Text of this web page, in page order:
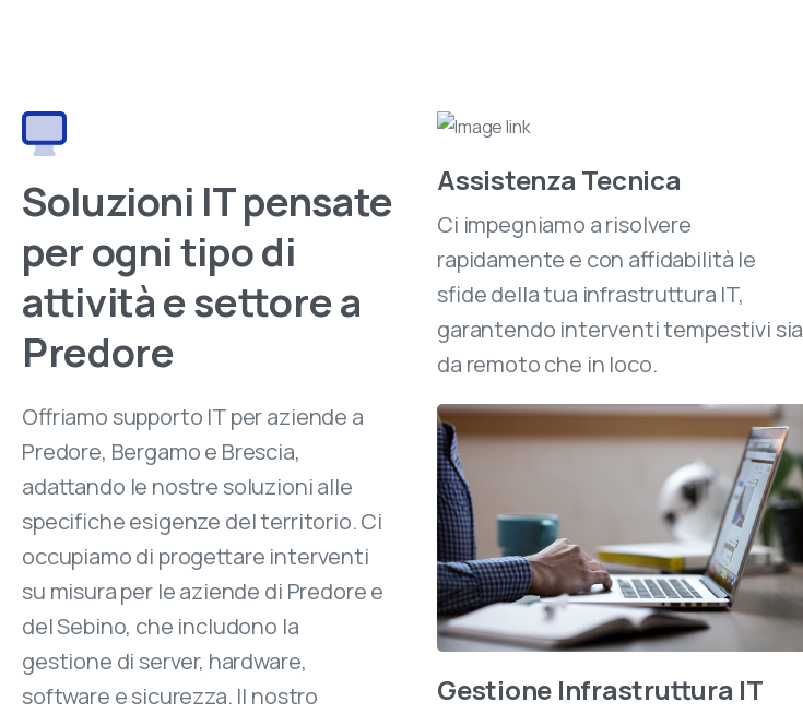
Soluzioni IT pensate
per ogni tipo di
attività e settore a
Predore
Offriamo supporto IT per aziende a
Predore, Bergamo e Brescia,
adattando le nostre soluzioni alle
specifiche esigenze del territorio. Ci
occupiamo di progettare interventi
su misura per le aziende di Predore e
del Sebino, che includono la
gestione di server, hardware,
software e sicurezza. Il nostro
Assistenza Tecnica
Ci impegniamo a risolvere
rapidamente e con affidabilità le
sfide della tua infrastruttura IT,
garantendo interventi tempestivi sia
da remoto che in loco.
Gestione Infrastruttura IT